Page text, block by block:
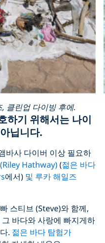
클린업 다이빙 후에.
하기 위해서는 나이
닙니다.
바사 다이버 이상 필요하
Hathway)(젊은 바다
에서) 및 루카 해일즈
스티브 (Steve)와 함께,
바다와 사랑에 빠지게하
. 젊은 바다 탐험가